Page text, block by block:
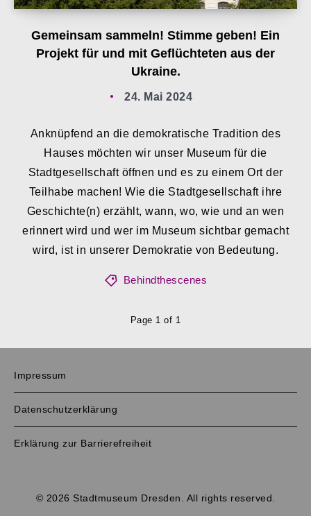
Gemeinsam sammeln! Stimme geben! Ein
Projekt für und mit Geflüchteten aus der
Ukraine.
24. Mai 2024
Anknüpfend an die demokratische Tradition des
Hauses möchten wir unser Museum für die
Stadtgesellschaft öffnen und es zu einem Ort der
Teilhabe machen! Wie die Stadtgesellschaft ihre
Geschichte(n) erzählt, wann, wo, wie und an wen
erinnert wird und wer im Museum sichtbar gemacht
wird, ist in unserer Demokratie von Bedeutung.
Behindthescenes
Page 1 of 1
Impressum
Datenschutzerklärung
Erklärung zur Barrierefreiheit
© 2026 Stadtmuseum Dresden. All rights reserved.